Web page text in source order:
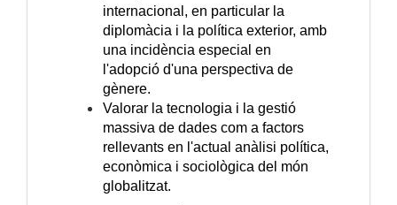
internacional, en particular la
diplomàcia i la política exterior, amb
una incidència especial en
l'adopció d'una perspectiva de
gènere.
Valorar la tecnologia i la gestió
massiva de dades com a factors
rellevants en l'actual anàlisi política,
econòmica i sociològica del món
globalitzat.